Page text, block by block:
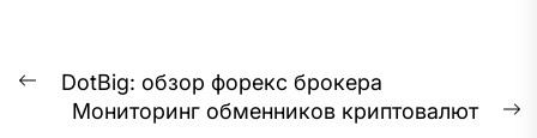
Навигация
Предыдущая
запись:
DotBig: обзор форекс брокера
Мониторинг обменников криптовалют